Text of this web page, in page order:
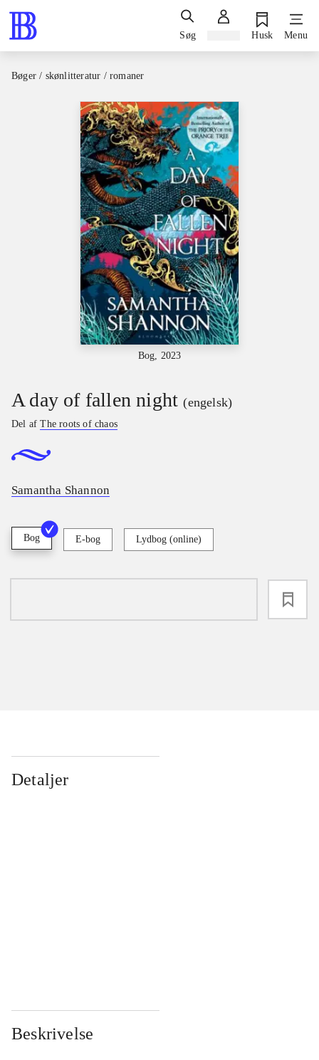
Søg Husk Menu
Bøger / skønlitteratur / romaner
Bog, 2023
A day of fallen night (engelsk)
Del afThe roots of chaos
Samantha Shannon
Bog E-bog Lydbog (online)
Detaljer
Beskrivelse